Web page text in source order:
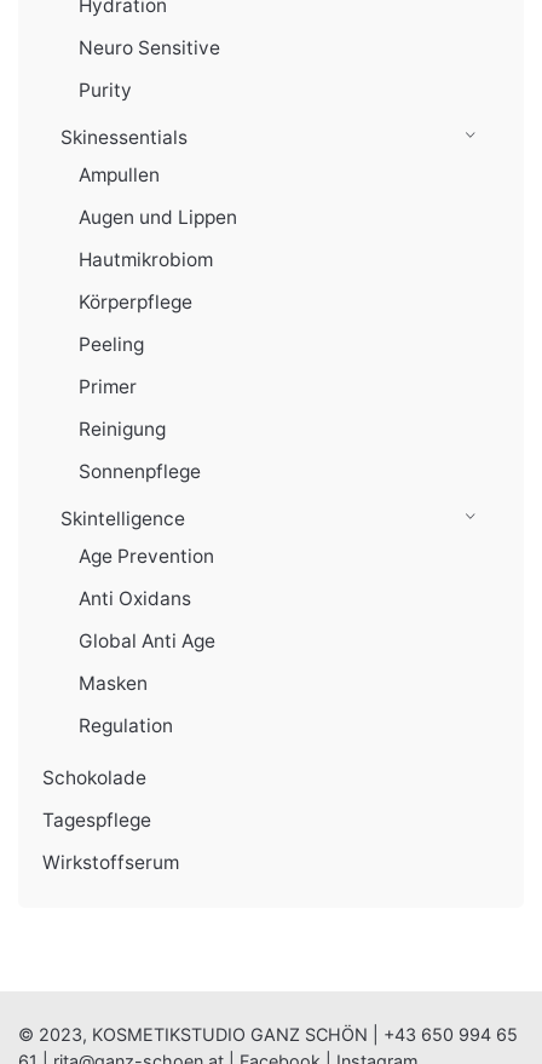
Hydration
Neuro Sensitive
Purity
Skinessentials
Ampullen
Augen und Lippen
Hautmikrobiom
Körperpflege
Peeling
Primer
Reinigung
Sonnenpflege
Skintelligence
Age Prevention
Anti Oxidans
Global Anti Age
Masken
Regulation
Schokolade
Tagespflege
Wirkstoffserum
© 2023, KOSMETIKSTUDIO GANZ SCHÖN | +43 650 994 65